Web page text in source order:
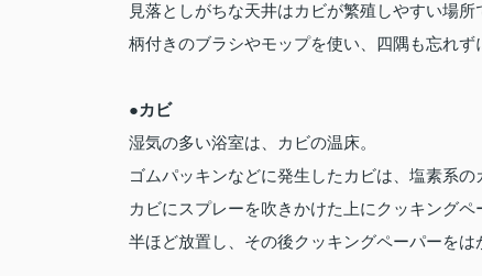
見落としがちな天井はカビが繁殖しやすい場
柄付きのブラシやモップを使い、四隅も忘れず
●カビ
湿気の多い浴室は、カビの温床。
ゴムパッキンなどに発生したカビは、塩素系の
カビにスプレーを吹きかけた上にクッキング
半ほど放置し、その後クッキングペーパーをは